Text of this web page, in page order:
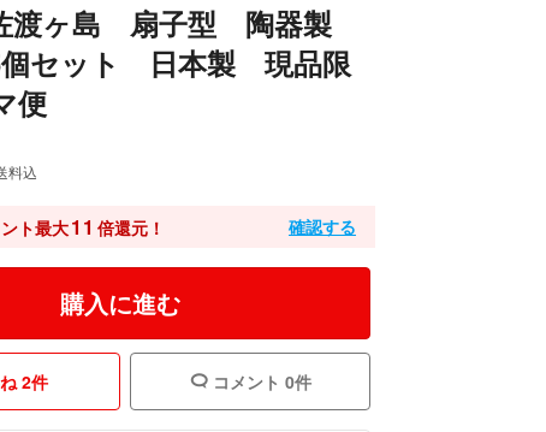
渡ヶ島 扇子型 陶器製
セット 日本製 現品限
便
料込
ト最大11 倍還元！ 確認する
購入に進む
2件 コメント 0件